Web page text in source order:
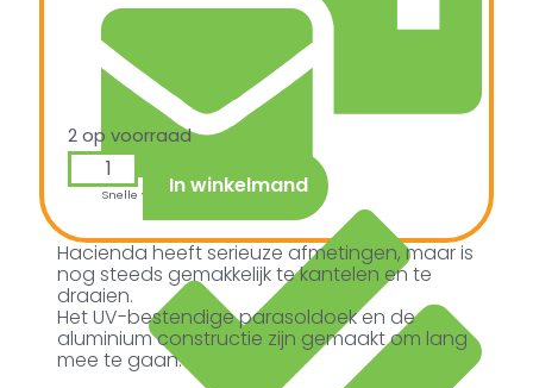
Snelle verzending & levering aan huis
2 op voorraad
In winkelmand
Hacienda heeft serieuze afmetingen, maar is
nog steeds gemakkelijk te kantelen en te
draaien.
Het UV-bestendige parasoldoek en de
aluminium constructie zijn gemaakt om lang
mee te gaan.